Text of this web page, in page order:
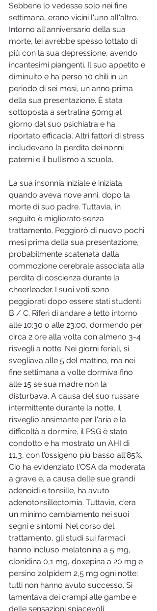
Sebbene lo vedesse solo nei fine
settimana, erano vicini l'uno all'altro.
Intorno all'anniversario della sua
morte, lei avrebbe spesso lottato di
più con la sua depressione, avendo
incantesimi piangenti. Il suo appetito è
diminuito e ha perso 10 chili in un
periodo di sei mesi, un anno prima
della sua presentazione. È stata
sottoposta a sertralina 50mg al
giorno dal suo psichiatra e ha
riportato efficacia. Altri fattori di stress
includevano la perdita dei nonni
paterni e il bullismo a scuola.
La sua insonnia iniziale è iniziata
quando aveva nove anni, dopo la
morte di suo padre. Tuttavia, in
seguito è migliorato senza
trattamento. Peggiorò di nuovo pochi
mesi prima della sua presentazione,
probabilmente scatenata dalla
commozione cerebrale associata alla
perdita di coscienza durante la
cheerleader. I suoi voti sono
peggiorati dopo essere stati studenti
B / C. Riferì di andare a letto intorno
alle 10:30 o alle 23:00, dormendo per
circa 2 ore alla volta con almeno 3-4
risvegli a notte. Nei giorni feriali, si
svegliava alle 5 del mattino, ma nei
fine settimana a volte dormiva fino
alle 15 se sua madre non la
disturbava. A causa del suo russare
intermittente durante la notte, il
risveglio ansimante per l'aria e la
difficoltà a dormire, il PSG è stato
condotto e ha mostrato un AHI di
11,3, con l'ossigeno più basso all'85%.
Ciò ha evidenziato l'OSA da moderata
a grave e, a causa delle sue grandi
adenoidi e tonsille, ha avuto
adenotonsillectomia. Tuttavia, c'era
un minimo cambiamento nei suoi
segni e sintomi. Nel corso del
trattamento, gli studi sui farmaci
hanno incluso melatonina a 5 mg,
clonidina 0,1 mg, doxepina a 20 mg e
persino zolpidem 2,5 mg ogni notte;
tutti non hanno avuto successo. Si
lamentava dei crampi alle gambe e
delle sensazioni spiacevoli